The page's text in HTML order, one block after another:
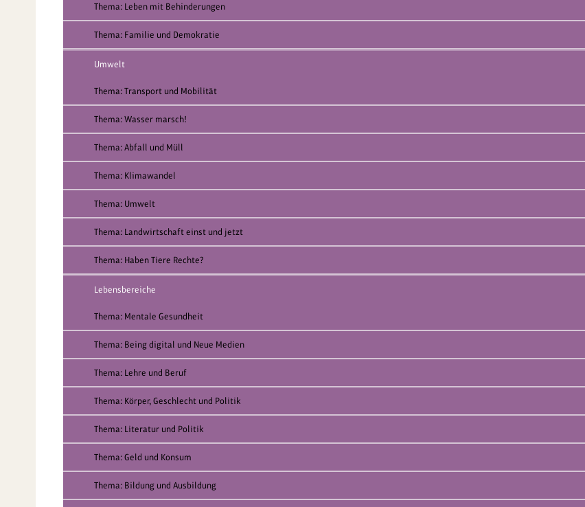
Thema: Leben mit Behinderungen
Thema: Familie und Demokratie
Umwelt
Thema: Transport und Mobilität
Thema: Wasser marsch!
Thema: Abfall und Müll
Thema: Klimawandel
Thema: Umwelt
Thema: Landwirtschaft einst und jetzt
Thema: Haben Tiere Rechte?
Lebensbereiche
Thema: Mentale Gesundheit
Thema: Being digital und Neue Medien
Thema: Lehre und Beruf
Thema: Körper, Geschlecht und Politik
Thema: Literatur und Politik
Thema: Geld und Konsum
Thema: Bildung und Ausbildung